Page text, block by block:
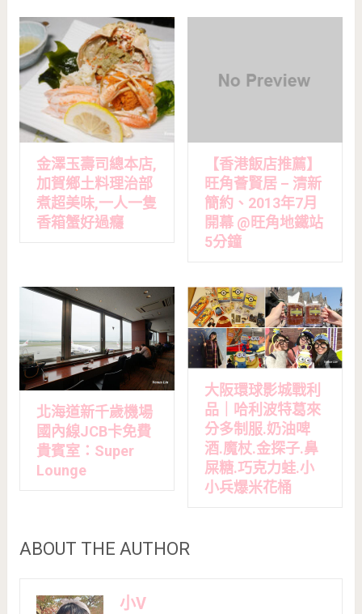
金澤玉壽司總本店,
加賀鄉土料理治部
煮超美味,一人一隻
香箱蟹好過癮
【香港飯店推薦】
旺角薈賢居 – 清新
簡約、2013年7月
開幕 @旺角地鐵站
5分鐘
北海道新千歲機場
國內線JCB卡免費
貴賓室：Super
Lounge
大阪環球影城戰利
品｜哈利波特葛來
分多制服.奶油啤
酒.魔杖.金探子.鼻
屎糖.巧克力蛙.小
小兵爆米花桶
ABOUT THE AUTHOR
小V